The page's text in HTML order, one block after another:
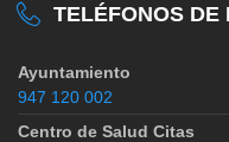
TELÉFONOS DE
Ayuntamiento
947 120 002
Centro de Salud Citas